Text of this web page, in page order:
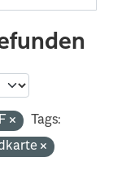
Tags: